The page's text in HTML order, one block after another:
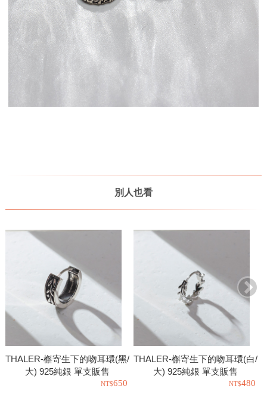
別人也看
THALER-槲寄生下的吻耳環(黑/
大) 925純銀 單支販售
650
THALER-槲寄生下的吻耳環(白/
大) 925純銀 單支販售
480